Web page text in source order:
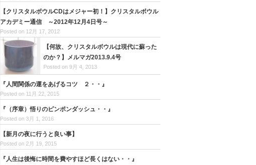
【クリスタルボウルCDはメジャー初！】クリスタルボウル
アカデミー通信 ～2012年12月4日号～
Posted on 12月 17, 2012
【何故、クリスタルボウルは現代に蘇った
のか？】メルマガ2013.9.4号
Posted on 9月 4, 2013
『人間関係の運をあげるコツ ２・・』
Posted on 11月 22, 2015
『（序章）悟りのピンポンダッシュ・・』
Posted on 3月 1, 2016
【新月の夜に行うと良い事】
Posted on 2月 19, 2015
『人生は後悔に時間を費やすほど長くはない・・』